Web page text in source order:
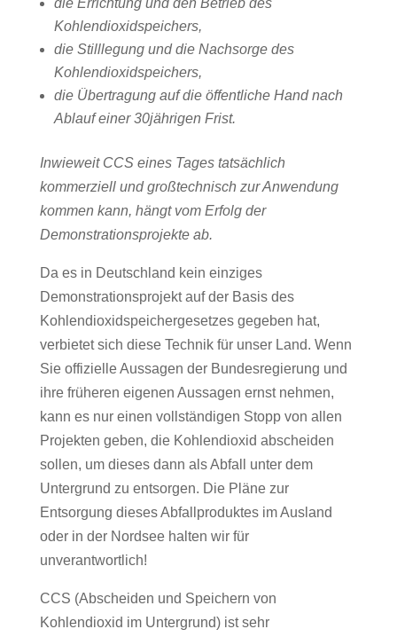
die Errichtung und den Betrieb des
Kohlendioxidspeichers,
die Stilllegung und die Nachsorge des
Kohlendioxidspeichers,
die Übertragung auf die öffentliche Hand nach
Ablauf einer 30jährigen Frist.
Inwieweit CCS eines Tages tatsächlich
kommerziell und großtechnisch zur Anwendung
kommen kann, hängt vom Erfolg der
Demonstrationsprojekte ab.
Da es in Deutschland kein einziges
Demonstrationsprojekt auf der Basis des
Kohlendioxidspeichergesetzes gegeben hat,
verbietet sich diese Technik für unser Land. Wenn
Sie offizielle Aussagen der Bundesregierung und
ihre früheren eigenen Aussagen ernst nehmen,
kann es nur einen vollständigen Stopp von allen
Projekten geben, die Kohlendioxid abscheiden
sollen, um dieses dann als Abfall unter dem
Untergrund zu entsorgen. Die Pläne zur
Entsorgung dieses Abfallproduktes im Ausland
oder in der Nordsee halten wir für
unverantwortlich!
CCS (Abscheiden und Speichern von
Kohlendioxid im Untergrund) ist sehr